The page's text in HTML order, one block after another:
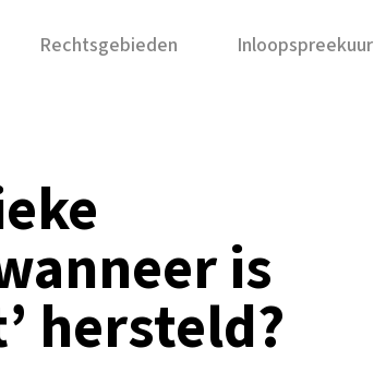
Rechtsgebieden Inloopspreekuur
is
hersteld?